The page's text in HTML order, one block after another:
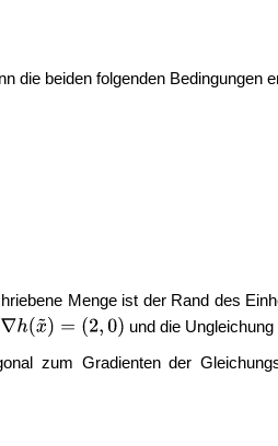
die beiden folgenden Bedingungen
Menge ist der Rand des
und die
zum Gradienten der